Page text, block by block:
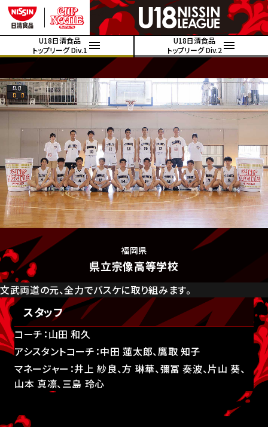
U18日清食品
トップリーグ Div.1
U18日清食品
トップリーグ Div.2
福岡県
県立宗像高等学校
文武両道の元、全力でバスケに取り組みます。
スタッフ
コーチ：山田 和久
アシスタントコーチ：中田 蓮太郎、鷹取 知子
マネージャー：井上 紗良、方 琳華、彌冨 奏波、片山 葵、
山本 真凛、三島 玲心